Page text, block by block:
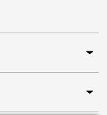
pour décorer
ou les
peuvent être